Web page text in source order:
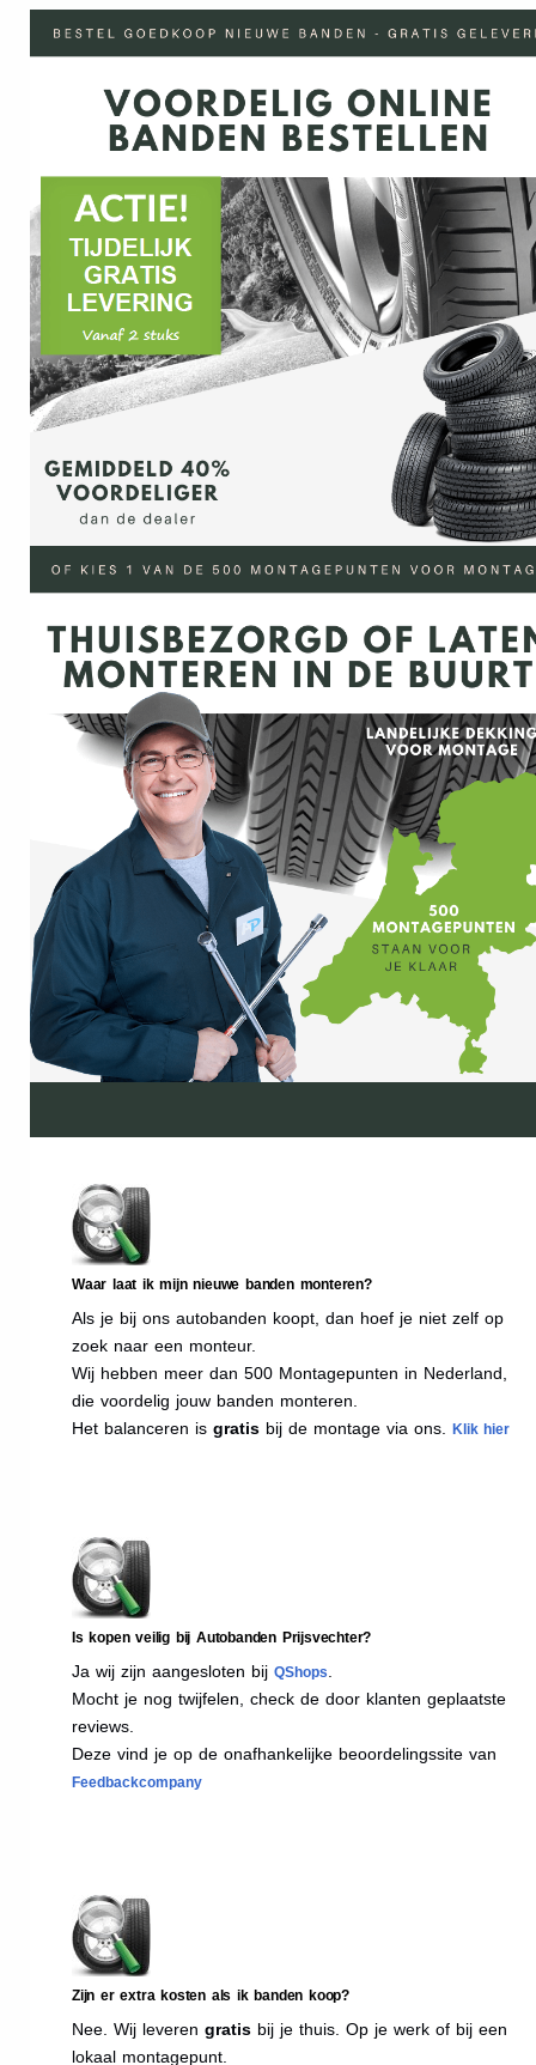
Waar laat ik mijn nieuwe banden monteren?
Als je bij ons autobanden koopt, dan hoef je niet zelf op
zoek naar een monteur.
Wij hebben meer dan 500 Montagepunten in Nederland,
die voordelig jouw banden monteren.
Het balanceren is gratis bij de montage via ons. Klik hier
Is kopen veilig bij Autobanden Prijsvechter?
Ja wij zijn aangesloten bij QShops
Mocht je nog twijfelen, check de door klanten geplaatste
reviews.
Deze vind je op de onafhankelijke beoordelingssite van
Feedbackcompany
Zijn er extra kosten als ik banden koop?
Nee. Wij leveren gratis bij je thuis. Op je werk of bij een
lokaal montagepunt.